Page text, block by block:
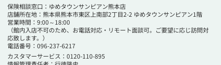
保険相談窓口：ゆめタウンサンピアン熊本店
店舗所在地：熊本県熊本市東区上南部2丁目2-2 ゆめタウンサンピアン1階
営業時間：9:00～18:00
（館内入店不可のため、お電話対応・リモート面談可。ご要望に応じ訪問対
応致します。）
電話番号：096-237-6217
カスタマーサービス：0120-110-895